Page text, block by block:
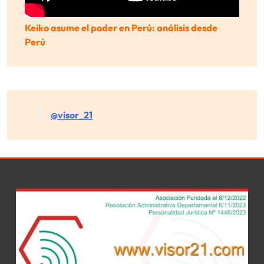
Keiko asume el poder en Perú: análisis desde
Perú
@visor_21